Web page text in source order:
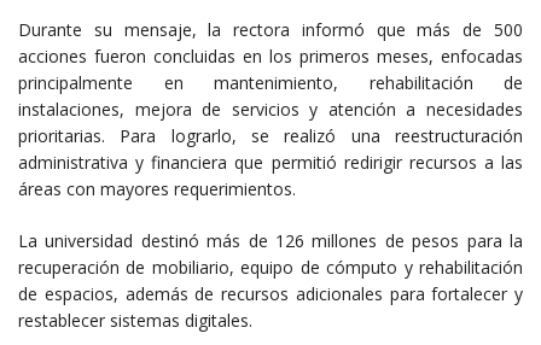
Durante su mensaje, la rectora informó que más de 500
acciones fueron concluidas en los primeros meses, enfocadas
principalmente en mantenimiento, rehabilitación de
instalaciones, mejora de servicios y atención a necesidades
prioritarias. Para lograrlo, se realizó una reestructuración
administrativa y financiera que permitió redirigir recursos a las
áreas con mayores requerimientos.
La universidad destinó más de 126 millones de pesos para la
recuperación de mobiliario, equipo de cómputo y rehabilitación
de espacios, además de recursos adicionales para fortalecer y
restablecer sistemas digitales.